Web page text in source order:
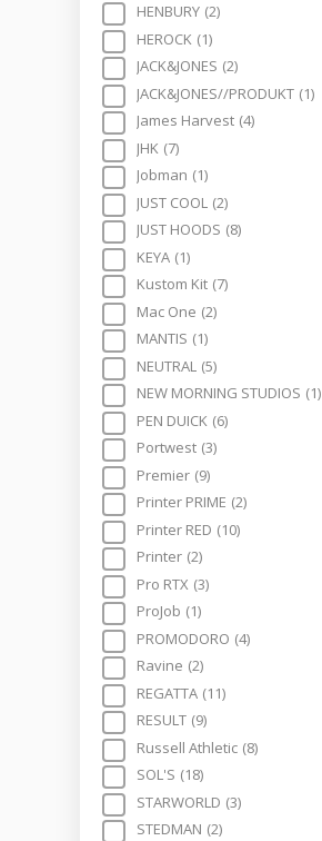
HENBURY (2)
HEROCK (1)
JACK&JONES (2)
JACK&JONES//PRODUKT (1)
James Harvest (4)
JHK (7)
Jobman (1)
JUST COOL (2)
JUST HOODS (8)
KEYA (1)
Kustom Kit (7)
Mac One (2)
MANTIS (1)
NEUTRAL (5)
NEW MORNING STUDIOS (1)
PEN DUICK (6)
Portwest (3)
Premier (9)
Printer PRIME (2)
Printer RED (10)
Printer (2)
Pro RTX (3)
ProJob (1)
PROMODORO (4)
Ravine (2)
REGATTA (11)
RESULT (9)
Russell Athletic (8)
SOL'S (18)
STARWORLD (3)
STEDMAN (2)